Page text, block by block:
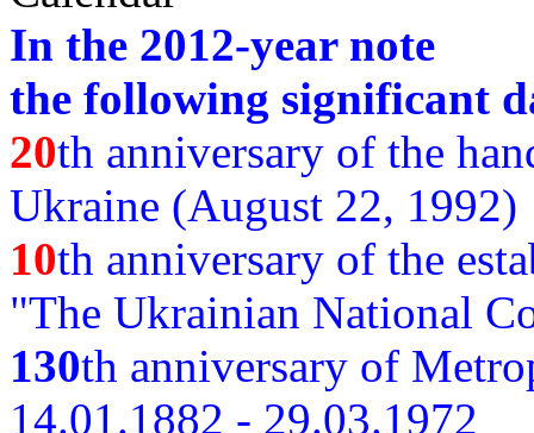
In the 2012-year note
the following significant
20th anniversary of the
Ukraine (August 22, 1992)
10th anniversary of the
"The Ukrainian National
130th anniversary of
14.01.1882 - 29.03.1972